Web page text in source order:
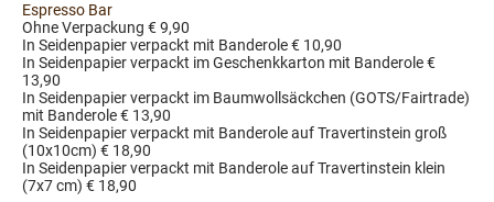
Espresso Bar
Ohne Verpackung € 9,90
In Seidenpapier verpackt mit Banderole € 10,90
In Seidenpapier verpackt im Geschenkkarton mit Banderole €
13,90
In Seidenpapier verpackt im Baumwollsäckchen (GOTS/Fairtrade)
mit Banderole € 13,90
In Seidenpapier verpackt mit Banderole auf Travertinstein groß
(10x10cm) € 18,90
In Seidenpapier verpackt mit Banderole auf Travertinstein klein
(7x7 cm) € 18,90